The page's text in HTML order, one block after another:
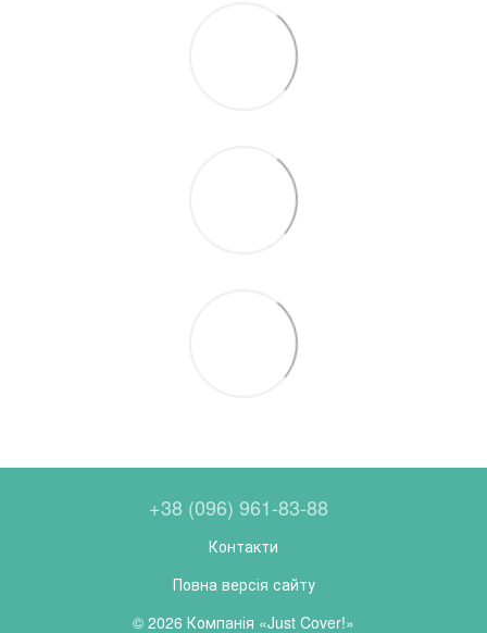
+38 (096) 961-83-88
Контакти
Повна версія сайту
© 2026 Компанія «Just Cover!»